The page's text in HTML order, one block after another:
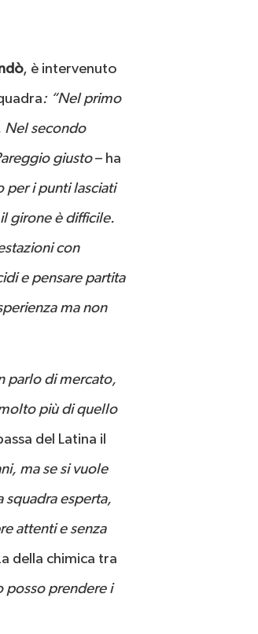
, è intervenuto
: “Nel primo
Nel secondo
giusto– ha
per i punti lasciati
girone è difficile.
con
e pensare partita
ma non
parlo di mercato,
più di quello
del Latina il
ma se si vuole
squadra esperta,
attenti e senza
della chimica tra
posso prendere i